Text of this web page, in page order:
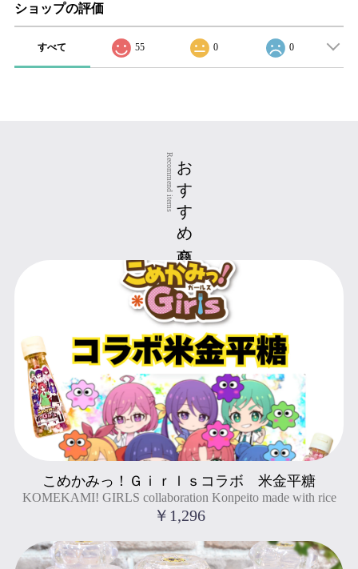
ショップの評価
すべて 55 0 0
おすすめ商品
Recommend items
" title="こめかみっ！Ｇｉｒｌｓコラボ 米金平糖
KOMEKAMI! GIRLS collaboration Konpeito made with rice
">
こめかみっ！Ｇｉｒｌｓコラボ 米金平糖
KOMEKAMI! GIRLS collaboration Konpeito made with rice
￥1,296